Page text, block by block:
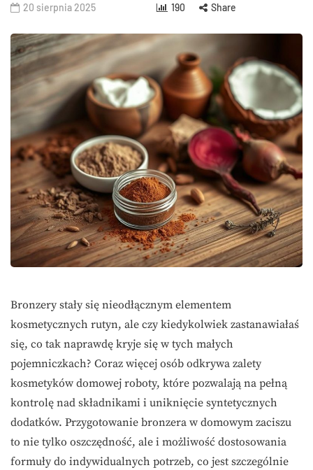
20 sierpnia 2025 190 Share
Bronzery stały się nieodłącznym elementem
kosmetycznych rutyn, ale czy kiedykolwiek zastanawiałaś
się, co tak naprawdę kryje się w tych małych
pojemniczkach? Coraz więcej osób odkrywa zalety
kosmetyków domowej roboty, które pozwalają na pełną
kontrolę nad składnikami i uniknięcie syntetycznych
dodatków. Przygotowanie bronzera w domowym zaciszu
to nie tylko oszczędność, ale i możliwość dostosowania
formuły do indywidualnych potrzeb, co jest szczególnie